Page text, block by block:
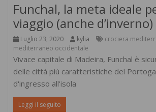
Funchal, la meta ideale
viaggio (anche d’inverno)
Luglio 23, 2020 kylia crociera
mediterraneo occidentale
Vivace capitale di Madeira, Funchal è
delle città più caratteristiche del
d'ingresso all'isola
Leggi il seguito